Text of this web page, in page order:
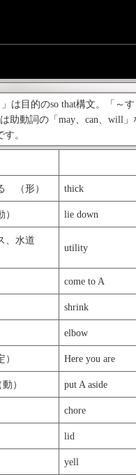
」は目的のso that構文。「
助動詞の「may、can、will
。
（形） thick
lie down
、水道
utility
come to A
shrink
elbow
Here you are
） put A aside
chore
lid
yell